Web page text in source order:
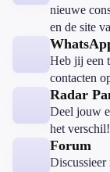
nieuwe
en de site
Heb jij een
contacten
Radar
Deel jouw
het verschil!
Forum